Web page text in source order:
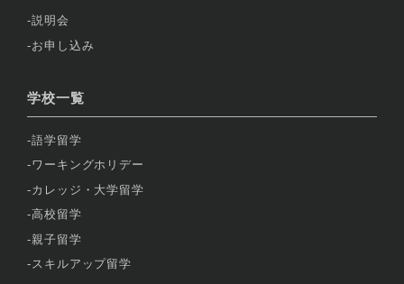
説明会
お申し込み
学校一覧
語学留学
ワーキングホリデー
カレッジ・大学留学
高校留学
親子留学
スキルアップ留学